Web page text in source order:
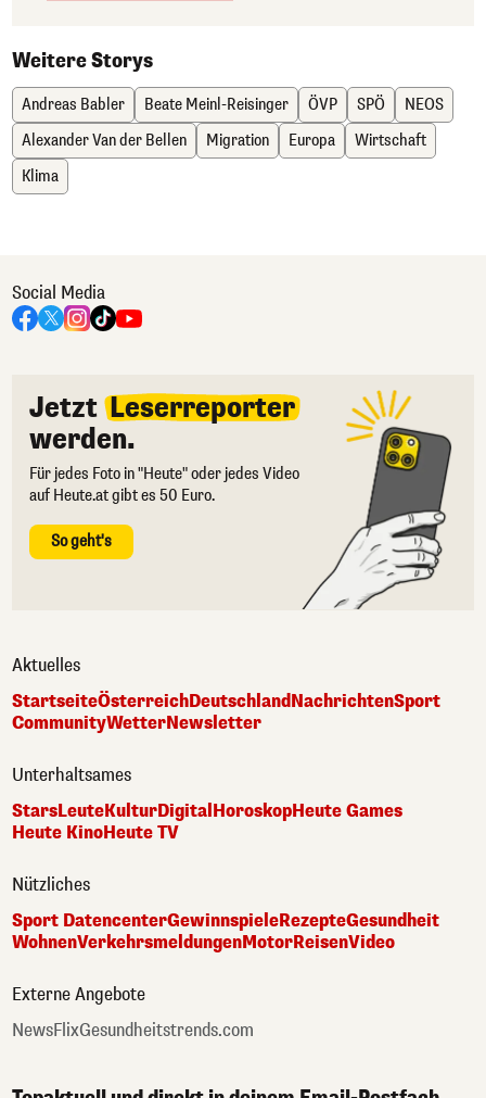
Weitere Storys
Andreas Babler Beate Meinl-Reisinger ÖVP SPÖ
NEOS
Alexander Van der Bellen
Migration Europa
Wirtschaft
Klima
Social Media
Jetzt Leserreporter
werden.
Für jedes Foto in "Heute" oder jedes Video
auf Heute.at gibt es 50 Euro.
So geht's
Aktuelles
StartseiteÖsterreichDeutschlandNachrichtenSport
CommunityWetterNewsletter
Unterhaltsames
StarsLeuteKulturDigital HoroskopHeute Games
Heute KinoHeute TV
Nützliches
Sport DatencenterGewinnspieleRezepteGesundheit
WohnenVerkehrsmeldungenMotorReisenVideo
Externe Angebote
NewsFlixGesundheitstrends.com